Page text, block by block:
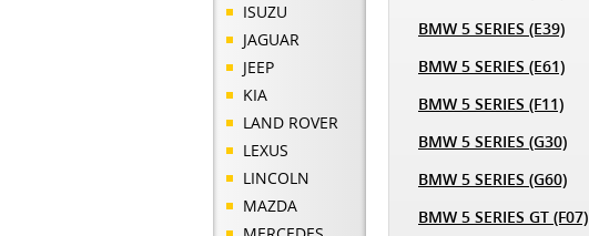
ISUZU
JAGUAR
JEEP
KIA
LAND ROVER
LEXUS
LINCOLN
MAZDA
BMW 5 SERIES (E39)
BMW 5 SERIES (E61)
BMW 5 SERIES (F11)
BMW 5 SERIES (G30)
BMW 5 SERIES (G60)
BMW 5 SERIES GT (F07)